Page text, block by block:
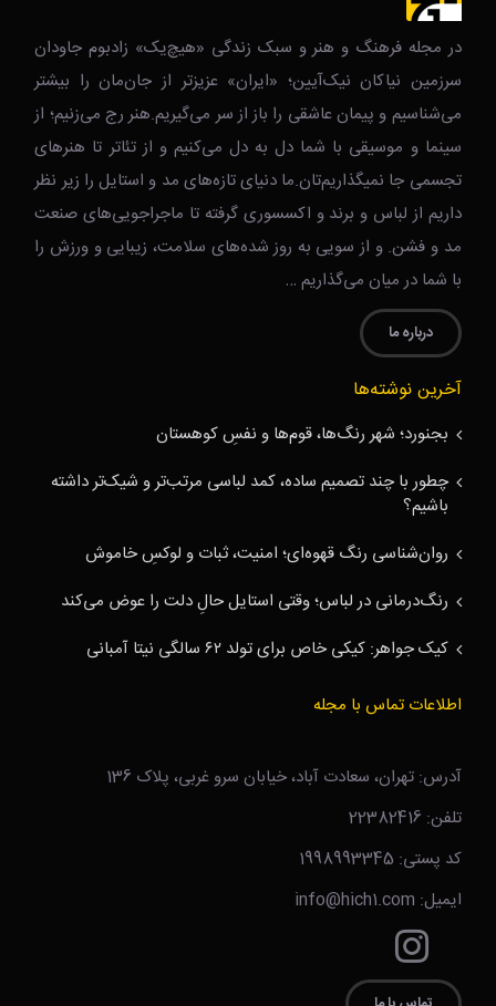
در مجله فرهنگ و هنر و سبک زندگی‌ «هیچ‌یک» زادبوم جاودان
سرزمین نیاکان نیک‌‌‌آیین؛ «ایران» عزیزتر از جان‌مان را بیشتر
می‌شناسیم و پیمان عاشقی را باز از سر می‌گیریم.هنر رج می‌زنیم؛ از
سینما و موسیقی با شما دل به دل می‌کنیم و از تئاتر تا هنرهای
تجسمی جا نمیگذاریم‌تان.ما دنیای تازه‌های مد و استایل را زیر نظر
داریم از لباس و برند و اکسسوری گرفته تا ماجراجویی‌های صنعت
مد و فشن. و از سویی به روز شده‌های سلامت، زیبایی و ورزش را
با شما در میان می‌گذاریم …
درباره ما
آخرین نوشته‌ها
بجنورد؛ شهر رنگ‌ها، قوم‌ها و نفسِ کوهستان
چطور با چند تصمیم ساده، کمد لباسی مرتب‌تر و شیک‌تر داشته
باشیم؟
روان‌شناسی رنگ قهوه‌ای؛ امنیت، ثبات و لوکسِ خاموش
رنگ‌درمانی در لباس؛ وقتی استایل حالِ دلت را عوض می‌کند
کیک جواهر: کیکی خاص برای تولد ۶۲ سالگی نیتا آمبانی
اطلاعات تماس با مجله
آدرس: تهران، سعادت آباد، خیابان سرو غربی، پلاک 136
تلفن: 22382416
کد پستی: 1998993345
ایمیل: info@hich1.com